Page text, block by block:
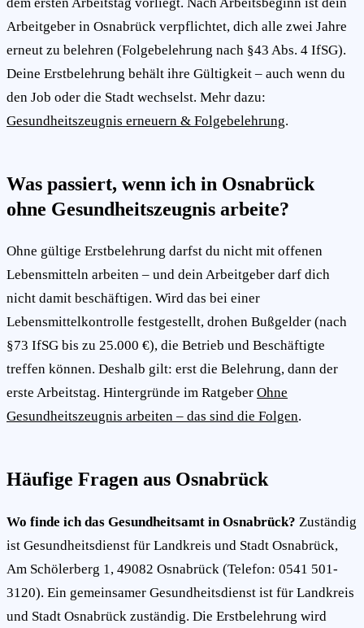
Arbeitgeber in Osnabrück verpflichtet, dich alle zwei Jahre
erneut zu belehren (Folgebelehrung nach §43 Abs. 4 IfSG).
Deine Erstbelehrung behält ihre Gültigkeit – auch wenn du
den Job oder die Stadt wechselst. Mehr dazu:
Gesundheitszeugnis erneuern & Folgebelehrung.
Was passiert, wenn ich in Osnabrück
ohne Gesundheitszeugnis arbeite?
Ohne gültige Erstbelehrung darfst du nicht mit offenen
Lebensmitteln arbeiten – und dein Arbeitgeber darf dich
nicht damit beschäftigen. Wird das bei einer
Lebensmittelkontrolle festgestellt, drohen Bußgelder (nach
§73 IfSG bis zu 25.000 €), die Betrieb und Beschäftigte
treffen können. Deshalb gilt: erst die Belehrung, dann der
erste Arbeitstag. Hintergründe im Ratgeber Ohne
Gesundheitszeugnis arbeiten – das sind die Folgen.
Häufige Fragen aus Osnabrück
Wo finde ich das Gesundheitsamt in Osnabrück? Zuständig
ist Gesundheitsdienst für Landkreis und Stadt Osnabrück,
Am Schölerberg 1, 49082 Osnabrück (Telefon: 0541 501-
3120). Ein gemeinsamer Gesundheitsdienst ist für Landkreis
und Stadt Osnabrück zuständig. Die Erstbelehrung wird